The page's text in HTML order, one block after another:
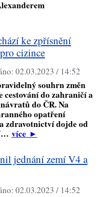
ke zpřísnění
cizince
02.03.2023 / 14:52
souhrn změn
cestování do zahraničí a
do ČR. Na
opatření
zdravotnictví dojde od
více►
jednání zemí V4 a
02.03.2023 / 14:52